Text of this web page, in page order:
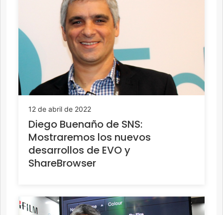
12 de abril de 2022
Diego Buenaño de SNS:
Mostraremos los nuevos
desarrollos de EVO y
ShareBrowser